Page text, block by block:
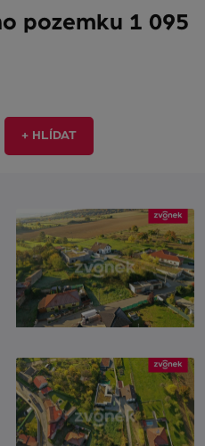
pozemku 1 095
+ HLÍDAT